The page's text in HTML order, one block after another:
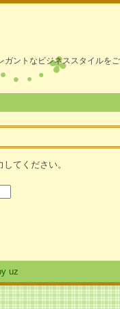
ガントなビジネススタイルを
てください。
uz